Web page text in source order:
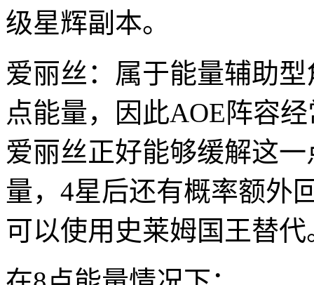
级星辉副本。
爱丽丝：属于能量辅助
点能量，因此AOE阵容
爱丽丝正好能够缓解这
量，4星后还有概率额外
可以使用史莱姆国王替代